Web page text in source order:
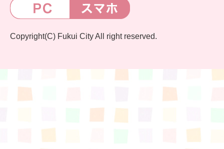
Copyright(C) Fukui City All right reserved.